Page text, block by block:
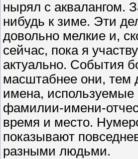
нырял с аквалангом.
нибудь к зиме. Эти
довольно мелкие и,
сейчас, пока я
актуально. События
масштабнее они, тем
имена, используемые
фамилии-имени-
время и место.
показывают
разными людьми.